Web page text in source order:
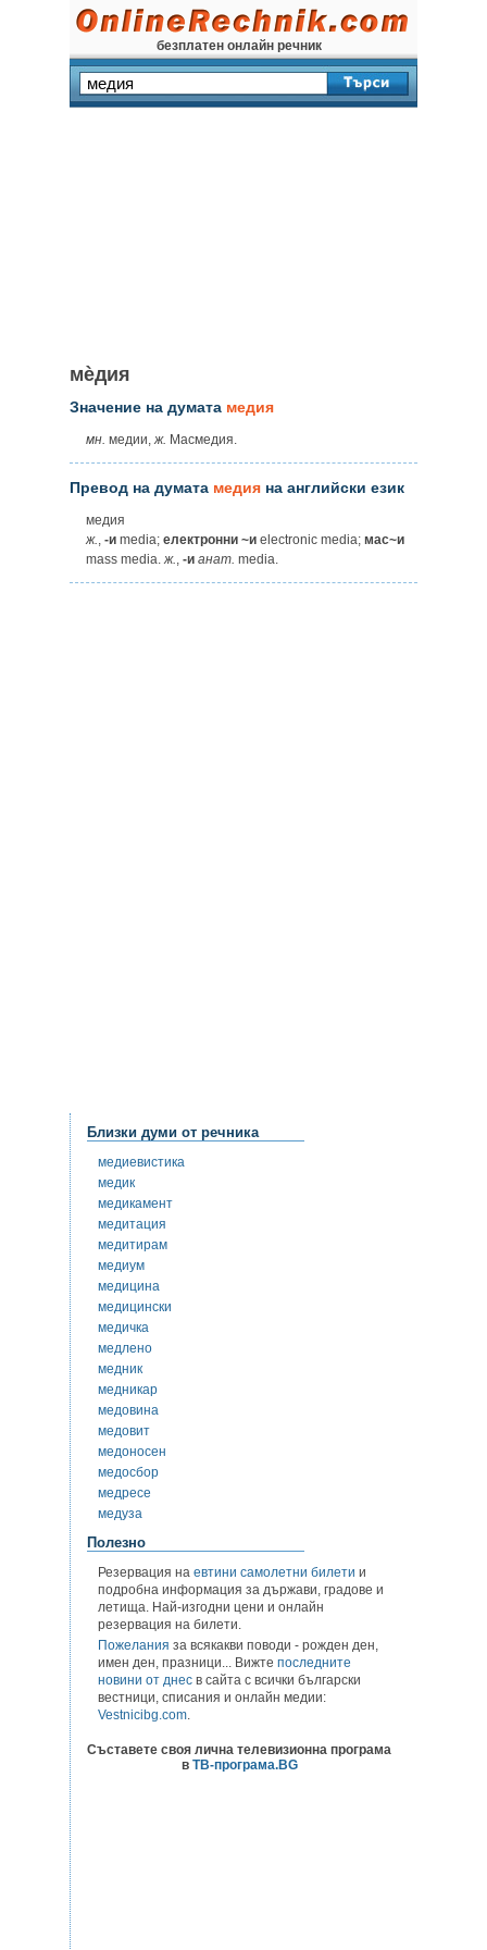
безплатен онлайн речник
мѐдия
Значение на думата медия
мн. медии,ж. Масмедия.
Превод на думата медия на английски език
медия
ж. -и media; електронни ~и electronic media; мас~и
mass media. ж. -и анат. media.
Близки думи от речника
медиевистика
медик
медикамент
медитация
медитирам
медиум
медицина
медицински
медичка
медлено
медник
медникар
медовина
медовит
медоносен
медосбор
медресе
медуза
Полезно
Резервация на евтини самолетни билети и
подробна информация за държави, градове и
летища. Най-изгодни цени и онлайн
резервация на билети.
Пожелания за всякакви поводи - рожден ден,
имен ден, празници... Вижте последните
новини от днес в сайта с всички български
вестници, списания и онлайн медии:
Vestnicibg.com.
Съставете своя лична телевизионна програма
в ТВ-програма.BG